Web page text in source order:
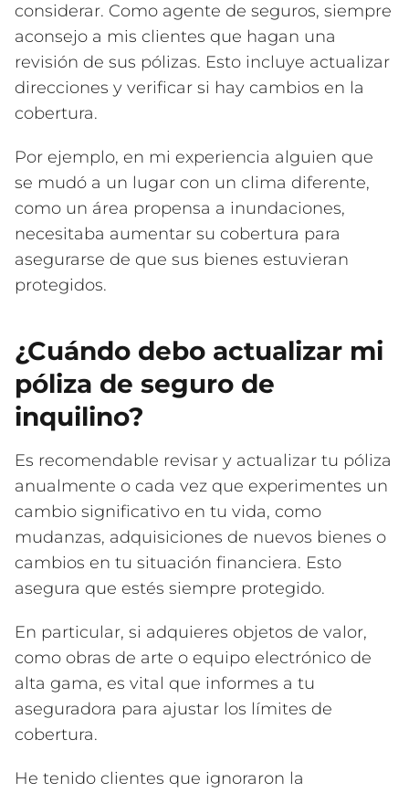
considerar. Como agente de seguros, siempre
aconsejo a mis clientes que hagan una
revisión de sus pólizas. Esto incluye actualizar
direcciones y verificar si hay cambios en la
cobertura.
Por ejemplo, en mi experiencia alguien que
se mudó a un lugar con un clima diferente,
como un área propensa a inundaciones,
necesitaba aumentar su cobertura para
asegurarse de que sus bienes estuvieran
protegidos.
¿Cuándo debo actualizar mi
póliza de seguro de
inquilino?
Es recomendable revisar y actualizar tu póliza
anualmente o cada vez que experimentes un
cambio significativo en tu vida, como
mudanzas, adquisiciones de nuevos bienes o
cambios en tu situación financiera. Esto
asegura que estés siempre protegido.
En particular, si adquieres objetos de valor,
como obras de arte o equipo electrónico de
alta gama, es vital que informes a tu
aseguradora para ajustar los límites de
cobertura.
He tenido clientes que ignoraron la